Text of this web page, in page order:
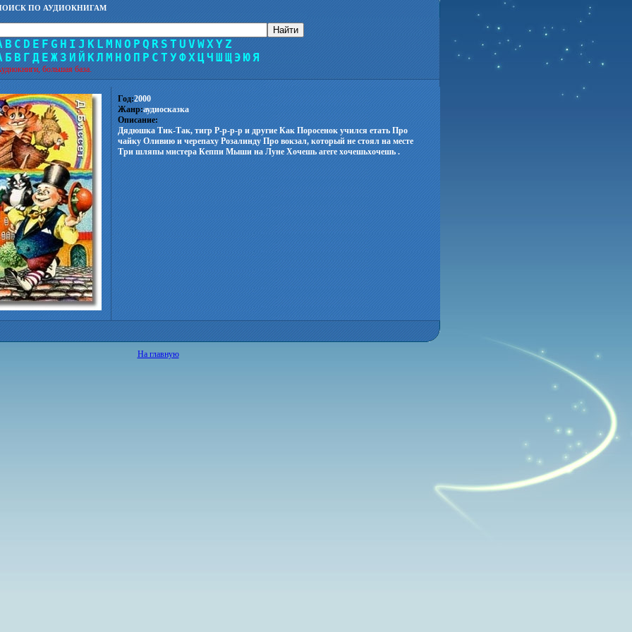
ПО АУДИОКНИГАМ
B C D E F G H I J K L M N O P Q R S T U V WXYZ
Б В Г Д Е Ж З И Й КЛ М Н О П Р С Т УФХ ЦЧ Ш Щ Э ЮЯ
большая база.
Год:2000
Жанр:аудиосказка
Описание:
Дядюшка Тик-Так, тигр Р-р-р-р и другие Как Поросенок учился етать Про
чайку Оливию и черепаху Розалинду Про вокзал, который не стоял на месте
Три шляпы мистера Кеппи Мыши на Луне Хочешь агеге хочешьхочешь .
На главную